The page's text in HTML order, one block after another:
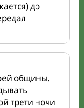
до
общины,
трети ночи